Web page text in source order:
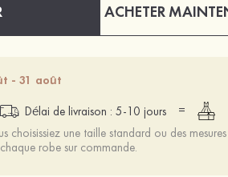
ACHETER
- 31 août
Délai de livraison : 5-10 jours
=
choisissiez une taille standard ou des mesures
robe sur commande.